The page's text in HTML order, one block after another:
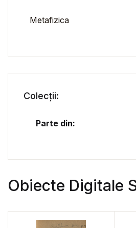
Metafizica
Colecții:
Parte din:
Obiecte Digitale